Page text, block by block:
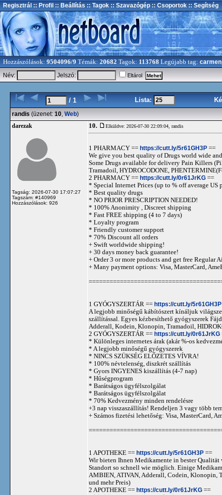
Regisztrál :: Profil :: Beállítás :: Tagok :: Szavazógép :: Csoportok :: Segítség
Hozzászólások: 9504096/9 Témák: 20682 Tagok: 113768 Legújabb tag:
Név:
Jelszó: Eltárol
/ 1 Lista:
randis (üzenet: 10, Web)
darezak
Tagság: 2026-07-30 17:07:27
Tagszám: #140969
Hozzászólások: 926
10. Elküldve: 2026-07-30 22:09:04, randis
1 PHARMACY == https://cutt.ly/5r61GH3P ==
We give you best quality of Drugs world wide
Some Drugs available for delivery Pain Killers
Tramadoil, HYDROCODONE,
2 PHARMACY == https://cutt.ly/0r61JrKG ==
* Special Internet Prices (up to % off average US
* Best quality drugs
* NO PRIOR PRESCRIPTION NEEDED!
* 100% Anonimity , Discreet shipping
* Fast FREE shipping (4 to 7 days)
* Loyalty program
* Friendly customer support
* 70% Discount all orders
+ Swift worldwide shipping!
+ 30 days money back guarantee!
+ Order 3 or more products and get free Regular
+ Many payment options: Visa, MasterCard,
1 GYÓGYSZERTÁR == https://cutt.ly/5r61GH3P
A legjobb minőségű kábítószert kínáljuk
szállítással. Egyes kézbesíthető gyógyszerek
Adderall, Kodein, Klonopin, Tramadoil,
2 GYÓGYSZERTÁR == https://cutt.ly/0r61JrKG
* Különleges internetes árak (akár %-os
* A legjobb minőségű gyógyszerek
* NINCS SZÜKSÉG ELŐZETES VÍVRA!
* 100% névtelenség, diszkrét szállítás
* Gyors INGYENES kiszállítás (4-7 nap)
* Hűségprogram
* Barátságos ügyfélszolgálat
* Barátságos ügyfélszolgálat
* 70% Kedvezmény minden rendelésre
+3 nap visszaszállítás! Rendeljen 3 vagy több
+ Számos fizetési lehetőség: Visa, MasterCard,
1 APOTHEKE == https://cutt.ly/5r61GH3P ==
Wir bieten Ihnen Medikamente in bester
Standort so schnell wie möglich. Einige
AMBIEN, ATIVAN, Adderall, Codein, Klonopin,
und mehr Preis)
2 APOTHEKE == https://cutt.ly/0r61JrKG ==